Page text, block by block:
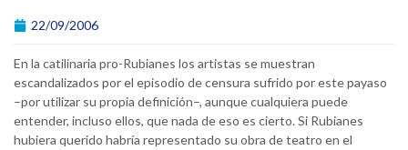
22/09/2006
En la catilinaria pro-Rubianes los artistas se muestran
escandalizados por el episodio de censura sufrido por este payaso
–por utilizar su propia definición–, aunque cualquiera puede
entender, incluso ellos, que nada de eso es cierto. Si Rubianes
hubiera querido habría representado su obra de teatro en el